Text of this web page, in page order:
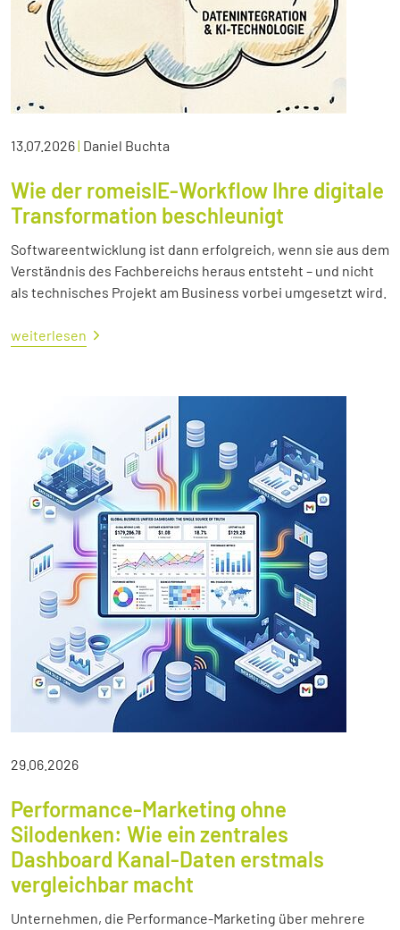
13.07.2026| Daniel Buchta
Wie der romeisIE-Workflow Ihre digitale
Transformation beschleunigt
Softwareentwicklung ist dann erfolgreich, wenn sie aus dem
Verständnis des Fachbereichs heraus entsteht – und nicht
als technisches Projekt am Business vorbei umgesetzt wird.
weiterlesen
29.06.2026
Performance-Marketing ohne
Silodenken: Wie ein zentrales
Dashboard Kanal-Daten erstmals
vergleichbar macht
Unternehmen, die Performance-Marketing über mehrere